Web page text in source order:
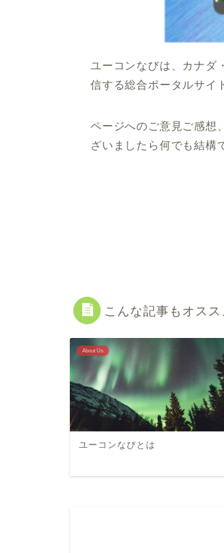
ユーコンなびは、カナダ
信する総合ポータルサイ
ページへのご意見ご感想
ざいましたら何でも結構
こんな記事もオスス
About Us
ユーコンなびとは